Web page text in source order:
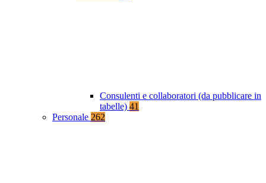
Consulenti e collaboratori (da pubblicare in
tabelle) 41
Personale 262